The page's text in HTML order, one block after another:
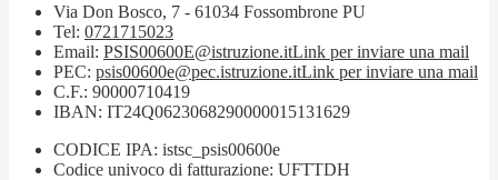
Via Don Bosco, 7 - 61034 Fossombrone PU
Tel: 0721715023
Email: PSIS00600E@istruzione.itLink per inviare una mail
PEC: psis00600e@pec.istruzione.itLink per inviare una mail
C.F.: 90000710419
IBAN: IT24Q0623068290000015131629
CODICE IPA: istsc_psis00600e
Codice univoco di fatturazione: UFTTDH